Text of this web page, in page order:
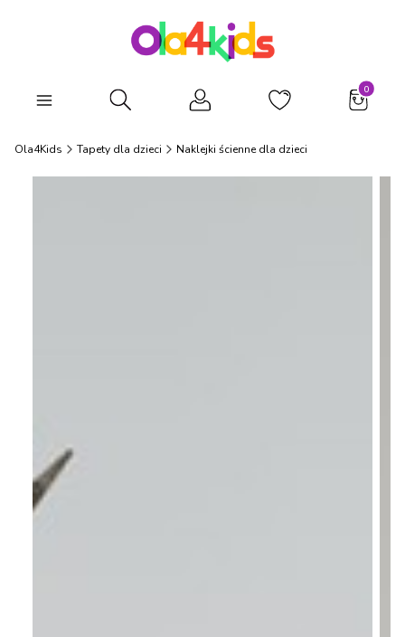
Otwórz wyszukiwarkę
Ola4Kids Tapety dla dzieci Naklejki ścienne dla dzieci